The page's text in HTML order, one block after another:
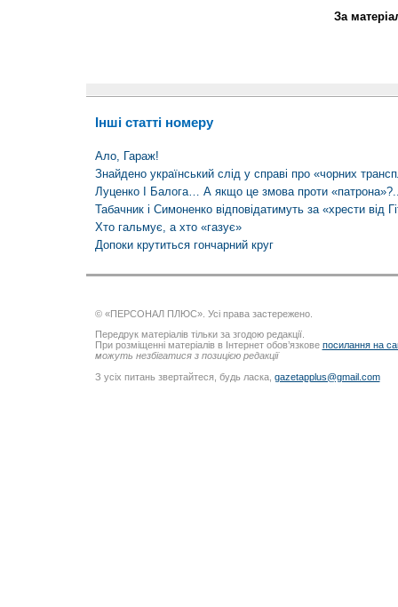
За
Інші статті номеру
Ало, Гараж!
Знайдено український слід у справі про «чорних
Луценко І Балога… А якщо це змова проти
Табачник і Симоненко відповідатимуть за «хрести від
Хто гальмує, а хто «газує»
Допоки крутиться гончарний круг
© «ПЕРСОНАЛ ПЛЮС». Усі права застережено.
Передрук матеріалів тільки за згодою редакції.
При розміщенні матеріалів в Інтернет обов’язкове посилання на
можуть незбігатися з позицією редакції
З усіх питань звертайтеся, будь ласка, gazetapplus@gmail.com